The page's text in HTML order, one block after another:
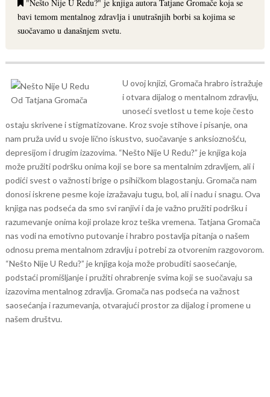
"Nešto Nije U Redu?" je knjiga autora Tatjane Gromače koja se
bavi temom mentalnog zdravlja i unutrašnjih borbi sa kojima se
suočavamo u današnjem svetu.
U ovoj knjizi, Gromača hrabro istražuje
i otvara dijalog o mentalnom zdravlju,
unoseći svetlost u teme koje često
ostaju skrivene i stigmatizovane. Kroz svoje stihove i pisanje, ona
nam pruža uvid u svoje lično iskustvo, suočavanje s anksioznošću,
depresijom i drugim izazovima. “Nešto Nije U Redu?” je knjiga koja
može pružiti podršku onima koji se bore sa mentalnim zdravljem, ali i
podići svest o važnosti brige o psihičkom blagostanju. Gromača nam
donosi iskrene pesme koje izražavaju tugu, bol, ali i nadu i snagu. Ova
knjiga nas podseća da smo svi ranjivi i da je važno pružiti podršku i
razumevanje onima koji prolaze kroz teška vremena. Tatjana Gromača
nas vodi na emotivno putovanje i hrabro postavlja pitanja o našem
odnosu prema mentalnom zdravlju i potrebi za otvorenim razgovorom.
“Nešto Nije U Redu?” je knjiga koja može probuditi saosećanje,
podstaći promišljanje i pružiti ohrabrenje svima koji se suočavaju sa
izazovima mentalnog zdravlja. Gromača nas podseća na važnost
saosećanja i razumevanja, otvarajući prostor za dijalog i promene u
našem društvu.